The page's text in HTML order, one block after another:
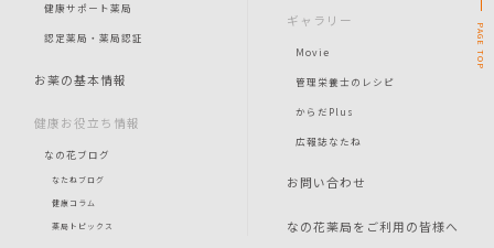
健康サポート薬局
認定薬局・薬局認証
お薬の基本情報
健康お役立ち情報
なの花ブログ
なたねブログ
健康コラム
薬局トピックス
ギャラリー
Movie
管理栄養士のレシピ
からだPlus
広報誌なたね
お問い合わせ
なの花薬局をご利用の皆様へ
PAGE
TOP